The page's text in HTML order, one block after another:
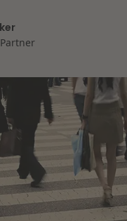
Mededinging
& Verzekering
onderneming